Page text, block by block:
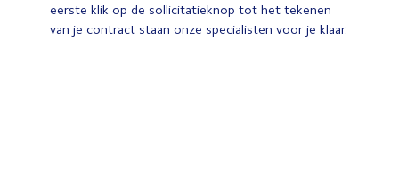
eerste klik op de sollicitatieknop tot het tekenen
van je contract staan onze specialisten voor je klaar.